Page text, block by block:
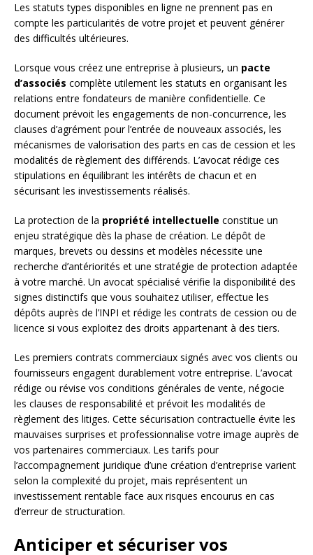
Les statuts types disponibles en ligne ne prennent pas en
compte les particularités de votre projet et peuvent générer
des difficultés ultérieures.
Lorsque vous créez une entreprise à plusieurs, un pacte
d’associés complète utilement les statuts en organisant les
relations entre fondateurs de manière confidentielle. Ce
document prévoit les engagements de non-concurrence, les
clauses d’agrément pour l’entrée de nouveaux associés, les
mécanismes de valorisation des parts en cas de cession et les
modalités de règlement des différends. L’avocat rédige ces
stipulations en équilibrant les intérêts de chacun et en
sécurisant les investissements réalisés.
La protection de la propriété intellectuelle constitue un
enjeu stratégique dès la phase de création. Le dépôt de
marques, brevets ou dessins et modèles nécessite une
recherche d’antériorités et une stratégie de protection adaptée
à votre marché. Un avocat spécialisé vérifie la disponibilité des
signes distinctifs que vous souhaitez utiliser, effectue les
dépôts auprès de l’INPI et rédige les contrats de cession ou de
licence si vous exploitez des droits appartenant à des tiers.
Les premiers contrats commerciaux signés avec vos clients ou
fournisseurs engagent durablement votre entreprise. L’avocat
rédige ou révise vos conditions générales de vente, négocie
les clauses de responsabilité et prévoit les modalités de
règlement des litiges. Cette sécurisation contractuelle évite les
mauvaises surprises et professionnalise votre image auprès de
vos partenaires commerciaux. Les tarifs pour
l’accompagnement juridique d’une création d’entreprise varient
selon la complexité du projet, mais représentent un
investissement rentable face aux risques encourus en cas
d’erreur de structuration.
Anticiper et sécuriser vos